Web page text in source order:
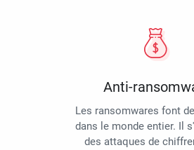
Anti-
Les ransomwares font
dans le monde entier. Il
des attaques de